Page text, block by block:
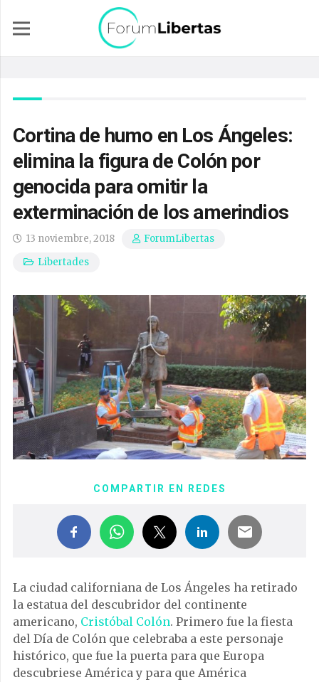
Cortina de humo en Los Ángeles:
elimina la figura de Colón por
genocida para omitir la
exterminación de los amerindios
13 noviembre, 2018
ForumLibertas
Libertades
COMPARTIR EN REDES
La ciudad californiana de Los Ángeles ha retirado
la estatua del descubridor del continente
americano, Cristóbal Colón. Primero fue la fiesta
del Día de Colón que celebraba a este personaje
histórico, que fue la puerta para que Europa
descubriese América y para que América